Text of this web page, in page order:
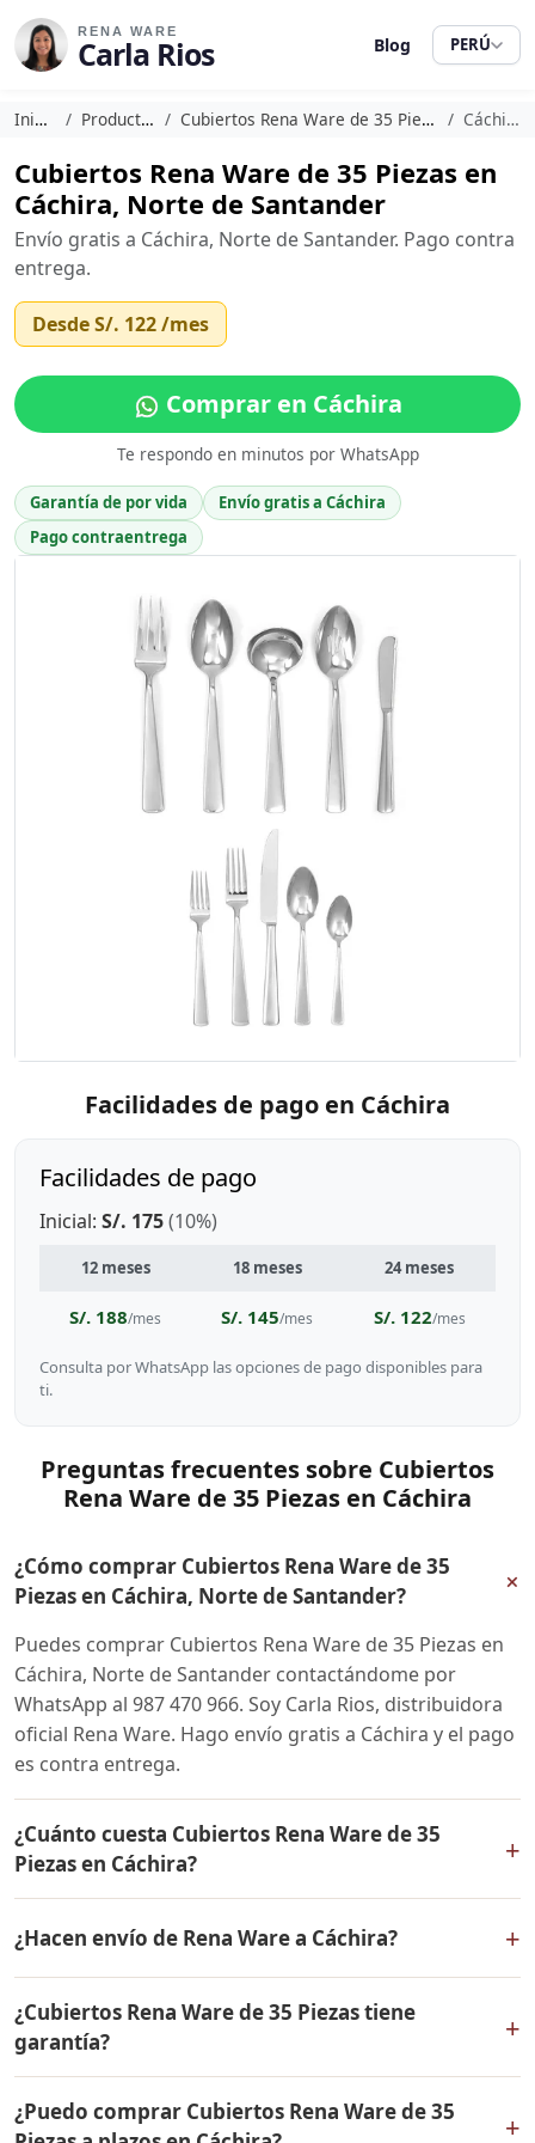
RENA WARE
Carla Rios Blog PERÚ
Inicio Productos Cubiertos Rena Ware de 35 Piezas Cáchira
Cubiertos Rena Ware de 35 Piezas en
Cáchira, Norte de Santander
Envío gratis a Cáchira, Norte de Santander. Pago contra
entrega.
DesdeS/. 122/mes
Comprar en Cáchira
Te respondo en minutos por WhatsApp
Garantía de por vida
Envío gratis a Cáchira
Pago contraentrega
Facilidades de pago en Cáchira
Facilidades de pago
Inicial: S/. 175(10%)
12 meses 18 meses 24 meses
S/. 188/mes S/. 145/mes S/. 122/mes
Consulta por WhatsApp las opciones de pago disponibles para
ti.
Preguntas frecuentes sobre Cubiertos
Rena Ware de 35 Piezas en Cáchira
¿Cómo comprar Cubiertos Rena Ware de 35
Piezas en Cáchira, Norte de Santander?
+
Puedes comprar Cubiertos Rena Ware de 35 Piezas en
Cáchira, Norte de Santander contactándome por
WhatsApp al 987 470 966. Soy Carla Rios, distribuidora
oficial Rena Ware. Hago envío gratis a Cáchira y el pago
es contra entrega.
¿Cuánto cuesta Cubiertos Rena Ware de 35
Piezas en Cáchira?
+
mismo en todo Colombia. Contáctame por WhatsApp
para conocer el precio actual, promociones disponibles
y facilidades de pago en cuotas desde el 10% de inicial.
¿Hacen envío de Rena Ware a Cáchira? +
Piezas a Cáchira, Norte de Santander y a todo
Colombia. El pago es contra entrega.
¿Cubiertos Rena Ware de 35 Piezas tiene
garantía?
+
por vida contra defectos de fabricación. Todos los
¿Puedo comprar Cubiertos Rena Ware de 35
+